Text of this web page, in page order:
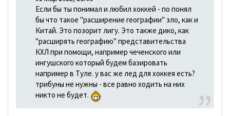
Если бы ты понимал и любил хоккей - по понял
бы что такое "расширение географии" зло, как и
Китай. Это позорит лигу. Это также дико, как
"расширять географию" представительства
КХЛ при помощи, например чеченского или
ингушского который будем базировать
например в Туле. у вас же лед для хоккея есть?
трибуны не нужны - все равно ходить на них
никто не будет.